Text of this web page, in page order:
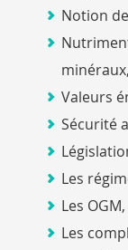
Notion
Valeurs
Sécurité
Les
Les
Les